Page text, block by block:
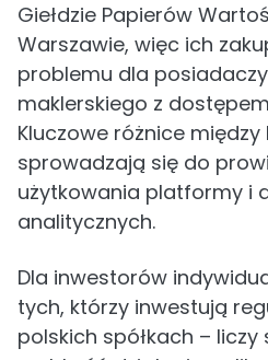
Giełdzie Papierów
Warszawie, więc ich
problemu dla
maklerskiego z
Kluczowe różnice
sprowadzają się do
użytkowania platformy i
analitycznych.
Dla inwestorów
tych, którzy inwestują
polskich spółkach –